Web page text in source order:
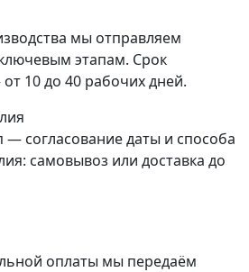
мы отправляем
этапам. Срок
10 до 40 рабочих дней.
согласование даты и способа
самовывоз или доставка до
оплаты мы передаём